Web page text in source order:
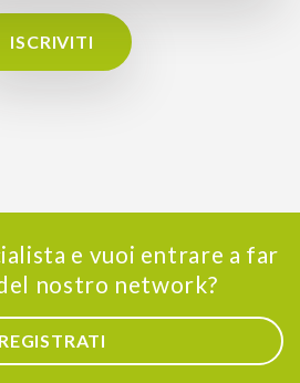
ISCRIVITI
e vuoi entrare a far
nostro network?
REGISTRATI